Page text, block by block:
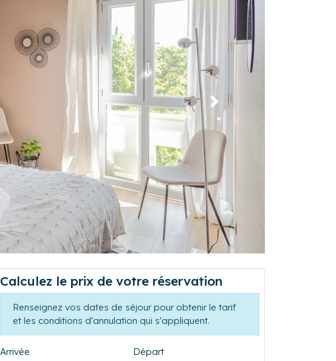
Suivant
Calculez le prix de votre réservation
Renseignez vos dates de séjour pour obtenir le tarif
et les conditions d'annulation qui s'appliquent.
Arrivée Départ